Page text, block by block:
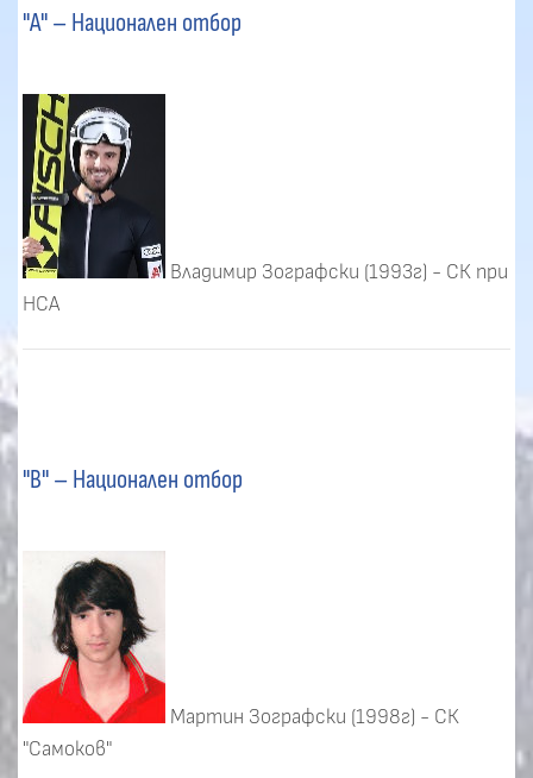
"А" – Национален отбор
Владимир Зографски (1993г) - СК при
НСА
"В" – Национален отбор
Мартин Зографски (1998г) - СК
"Самоков"